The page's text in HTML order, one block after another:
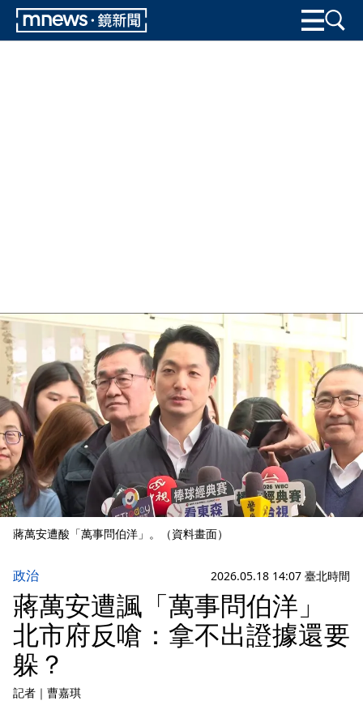
蔣萬安遭酸「萬事問伯洋」。（資料畫面）
政治 2026.05.18 14:07 臺北時間
蔣萬安遭諷「萬事問伯洋」
北市府反嗆：拿不出證據還要
躲？
記者 ｜ 曹嘉琪